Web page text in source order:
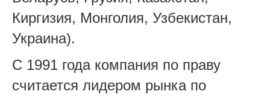
Киргизия, Монголия, Узбекистан,
Украина).
С 1991 года компания по праву
считается лидером рынка по